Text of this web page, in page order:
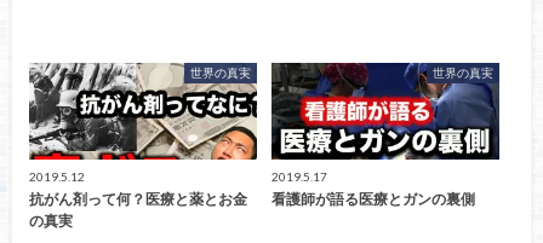
世界の真実
2019.5.12
抗がん剤って何？医療と薬とお金
の真実
世界の真実
2019.5.17
看護師が語る医療とガンの裏側